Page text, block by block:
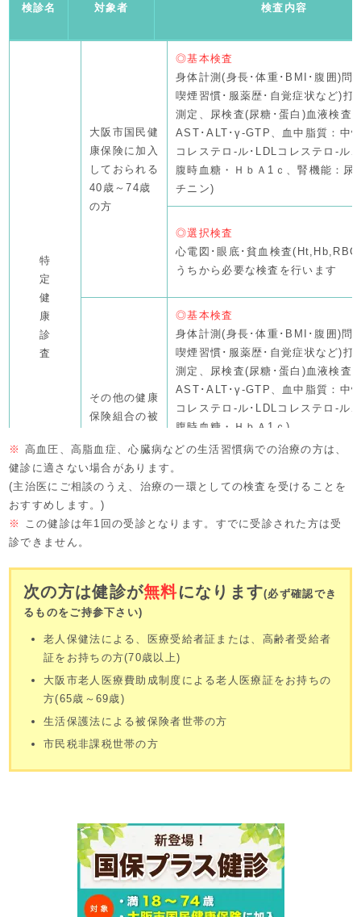
検診名 対象者 検査内容
特
定
健
康
診
査
大阪市国民健
康保険に加入
しておられる
40歳～74歳
の方
◎基本検査
身体計測(身長･体重･BMI･腹囲)問
喫煙習慣･服薬歴･自覚症状など)打
測定、尿検査(尿糖･蛋白)血液検査(
AST･ALT･γ-GTP、血中脂質：中
コレステロ-ル･LDLコレステロ-ル
腹時血糖・ＨｂＡ1ｃ、腎機能：尿
チニン)
◎選択検査
心電図･眼底･貧血検査
うちから必要な検査を行います
その他の健康
保険組合の被
歳～74歳の
方
◎基本検査
身体計測(身長･体重･BMI･腹囲)問
喫煙習慣･服薬歴･自覚症状など)打
測定、尿検査(尿糖･蛋白)血液検査(
AST･ALT･γ-GTP、血中脂質：中
コレステロ-ル･LDLコレステロ-ル
腹時血糖・ＨｂＡ1ｃ)
◎選択検査
うちから必要な検査を行います
肝
炎
イ
ル
ス
検
査
大阪市在住の
40歳以上の
方
肝炎ウィルス(B型、C型)の血液検
40歳以上の
方
査)
※ 高血圧、高脂血症、心臓病などの生活習慣病での治療の方は、
健診に適さない場合があります。
(主治医にご相談のうえ、治療の一環としての検査を受けることを
おすすめします。)
※
この健診は年1回の受診となります。すでに受診された方は受
診できません。
次の方は健診が無料になります(必ず確認でき
るものをご持参下さい)
老人保健法による、医療受給者証または、高齢者受給者
証をお持ちの方(70歳以上)
大阪市老人医療費助成制度による老人医療証をお持ちの
方(65歳～69歳)
生活保護法による被保険者世帯の方
市民税非課税世帯の方